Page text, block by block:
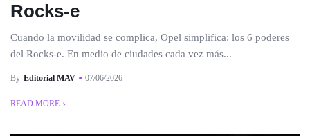
Rocks-e
Cuando la movilidad se complica, Opel simplifica: los 6 poderes
del Rocks-e. En medio de ciudades cada vez más...
By Editorial MAV 07/06/2026
READ MORE